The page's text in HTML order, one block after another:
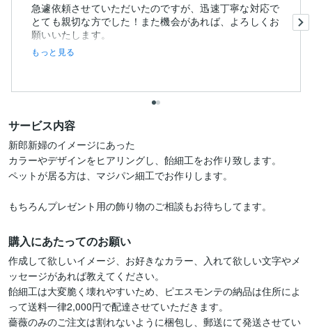
急遽依頼させていただいたのですが、迅速丁寧な対応で
とても親切な方でした！また機会があれば、よろしくお
願いいたします。
こ...
もっと見る
サービス内容
新郎新婦のイメージにあった
カラーやデザインをヒアリングし、飴細工をお作り致します。
ペットが居る方は、マジパン細工でお作りします。
もちろんプレゼント用の飾り物のご相談もお待ちしてます。
購入にあたってのお願い
作成して欲しいイメージ、お好きなカラー、入れて欲しい文字やメ
ッセージがあれば教えてください。
飴細工は大変脆く壊れやすいため、ピエスモンテの納品は住所によ
って送料一律2,000円で配達させていただきます。
薔薇のみのご注文は割れないように梱包し、郵送にて発送させてい